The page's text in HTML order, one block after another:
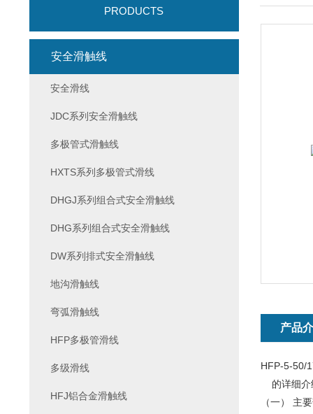
产品
HFP-5-50/
的详细介
（一） 主
PRODUCTS
安全滑触线
安全滑线
JDC系列安全滑触线
多极管式滑触线
HXTS系列多极管式滑线
DHGJ系列组合式安全滑触线
DHG系列组合式安全滑触线
DW系列排式安全滑触线
地沟滑触线
弯弧滑触线
HFP多极管滑线
多级滑线
HFJ铝合金滑触线